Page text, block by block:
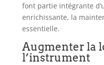
font partie intégrante
enrichissante, la
essentielle.
Augmenter la
l’instrument